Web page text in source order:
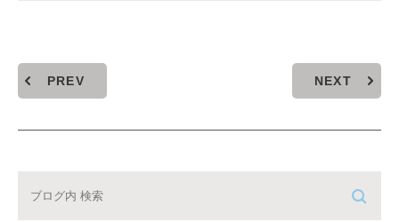
PREV NEXT